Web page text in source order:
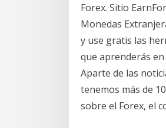
Forex. Sitio
Monedas
y use gratis las
que aprenderás en
Aparte de las
tenemos más de
sobre el Forex, el